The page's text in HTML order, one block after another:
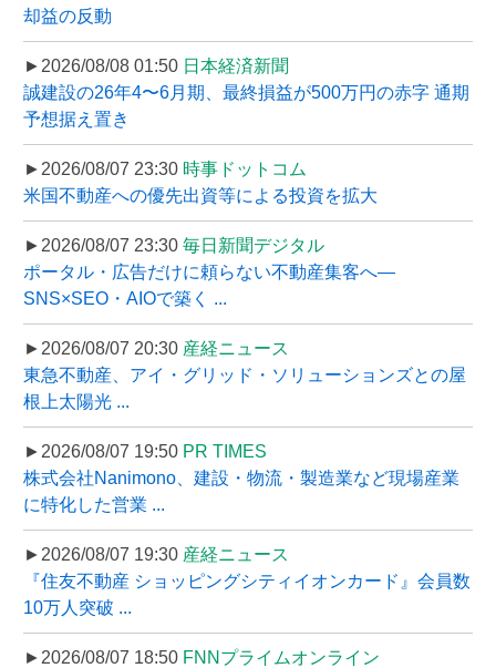
却益の反動
►2026/08/08 01:50 日本経済新聞
誠建設の26年4〜6月期、最終損益が500万円の赤字 通期
予想据え置き
►2026/08/07 23:30 時事ドットコム
米国不動産への優先出資等による投資を拡大
►2026/08/07 23:30 毎日新聞デジタル
ポータル・広告だけに頼らない不動産集客へ―
SNS×SEO・AIOで築く ...
►2026/08/07 20:30 産経ニュース
東急不動産、アイ・グリッド・ソリューションズとの屋
根上太陽光 ...
►2026/08/07 19:50 PR TIMES
株式会社Nanimono、建設・物流・製造業など現場産業
に特化した営業 ...
►2026/08/07 19:30 産経ニュース
『住友不動産 ショッピングシティイオンカード』会員数
10万人突破 ...
►2026/08/07 18:50 FNNプライムオンライン